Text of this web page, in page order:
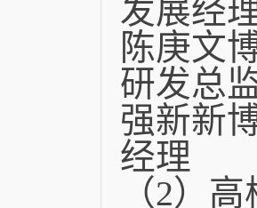
发展经
陈庚文
研发总
强新新
经理
（2）